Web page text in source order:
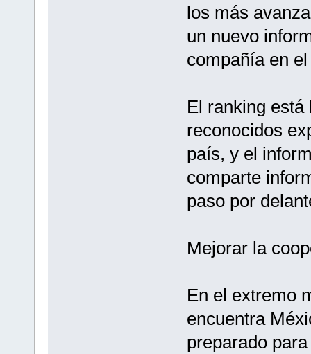
los más
un nuevo
compañía en
El ranking está
reconocidos
país, y el
comparte
paso por
Mejorar la
En el extremo
encuentra
preparado